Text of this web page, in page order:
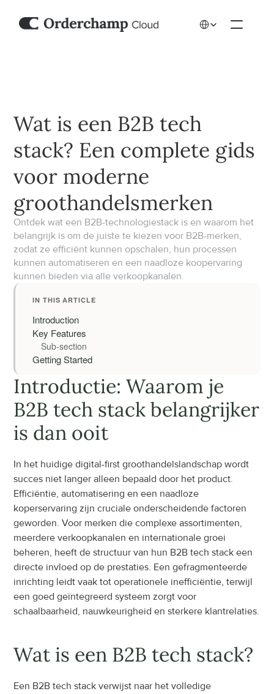
Wat is een B2B tech
stack? Een complete gids
voor moderne
groothandelsmerken
Ontdek wat een B2B-technologiestack is en waarom het
belangrijk is om de juiste te kiezen voor B2B-merken,
zodat ze efficiënt kunnen opschalen, hun processen
kunnen automatiseren en een naadloze koopervaring
kunnen bieden via alle verkoopkanalen.
IN THIS ARTICLE
Introduction
Key Features
Sub-section
Getting Started
Introductie: Waarom je
B2B tech stack belangrijker
is dan ooit
In het huidige digital-first groothandelslandschap wordt
succes niet langer alleen bepaald door het product.
Efficiëntie, automatisering en een naadloze
koperservaring zijn cruciale onderscheidende factoren
geworden. Voor merken die complexe assortimenten,
meerdere verkoopkanalen en internationale groei
beheren, heeft de structuur van hun B2B tech stack een
directe invloed op de prestaties. Een gefragmenteerde
inrichting leidt vaak tot operationele inefficiëntie, terwijl
een goed geïntegreerd systeem zorgt voor
schaalbaarheid, nauwkeurigheid en sterkere klantrelaties.
Wat is een B2B tech stack?
Een B2B tech stack verwijst naar het volledige